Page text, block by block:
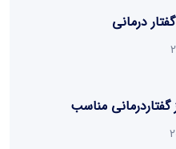
درمانی
مناسب